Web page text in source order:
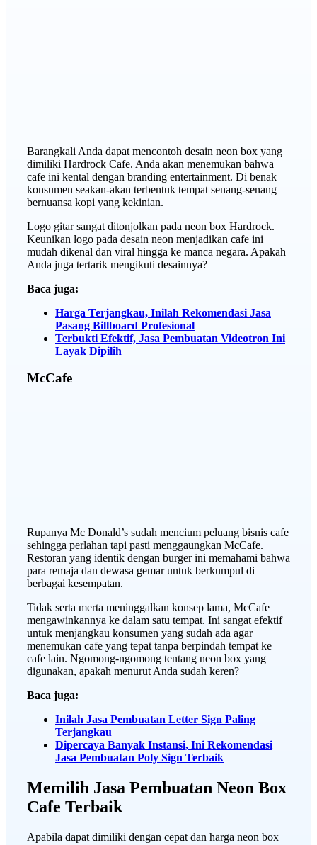
Barangkali Anda dapat mencontoh desain neon box yang
dimiliki Hardrock Cafe. Anda akan menemukan bahwa
cafe ini kental dengan branding entertainment. Di benak
konsumen seakan-akan terbentuk tempat senang-senang
bernuansa kopi yang kekinian.
Logo gitar sangat ditonjolkan pada neon box Hardrock.
Keunikan logo pada desain neon menjadikan cafe ini
mudah dikenal dan viral hingga ke manca negara. Apakah
Anda juga tertarik mengikuti desainnya?
Baca juga:
Harga Terjangkau, Inilah Rekomendasi Jasa
Pasang Billboard Profesional
Terbukti Efektif, Jasa Pembuatan Videotron Ini
Layak Dipilih
McCafe
Rupanya Mc Donald’s sudah mencium peluang bisnis cafe
sehingga perlahan tapi pasti menggaungkan McCafe.
Restoran yang identik dengan burger ini memahami bahwa
para remaja dan dewasa gemar untuk berkumpul di
berbagai kesempatan.
Tidak serta merta meninggalkan konsep lama, McCafe
mengawinkannya ke dalam satu tempat. Ini sangat efektif
untuk menjangkau konsumen yang sudah ada agar
menemukan cafe yang tepat tanpa berpindah tempat ke
cafe lain. Ngomong-ngomong tentang neon box yang
digunakan, apakah menurut Anda sudah keren?
Baca juga:
Inilah Jasa Pembuatan Letter Sign Paling
Terjangkau
Dipercaya Banyak Instansi, Ini Rekomendasi
Jasa Pembuatan Poly Sign Terbaik
Memilih Jasa Pembuatan Neon Box
Cafe Terbaik
Apabila dapat dimiliki dengan cepat dan harga neon box